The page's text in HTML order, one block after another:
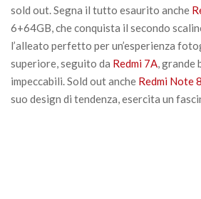
sold out. Segna il tutto esaurito anche
6+64GB, che conquista il secondo
l’alleato perfetto per un’esperienza
superiore, seguito da Redmi 7A, grande
impeccabili. Sold out anche Redmi Note
suo design di tendenza, esercita un